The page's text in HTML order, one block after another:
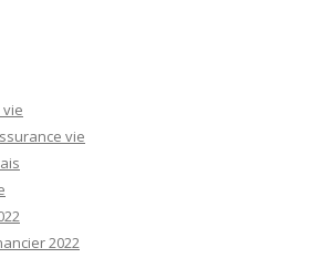
vie
2022